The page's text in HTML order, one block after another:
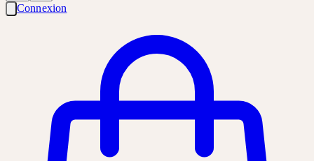
Connexion